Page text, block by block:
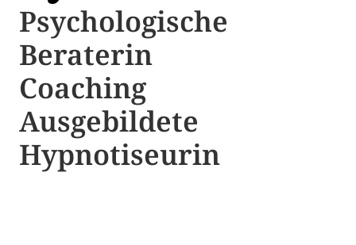
Psychologische ​​
Beraterin
Coaching
Ausgebildete​ ​
Hypnotiseurin